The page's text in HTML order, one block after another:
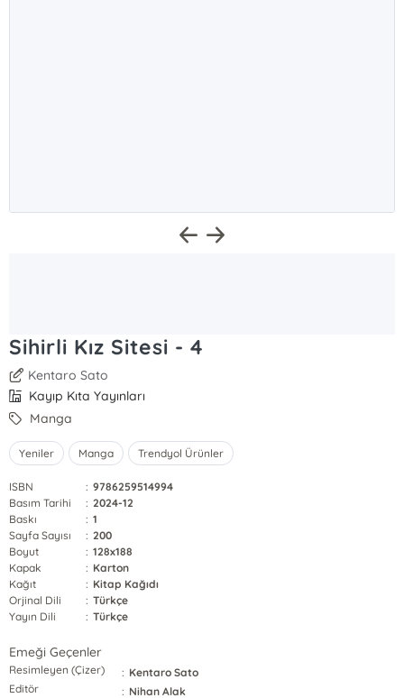
Sihirli Kız Sitesi - 4
Kentaro Sato
Kayıp Kıta Yayınları
Manga
Yeniler Manga Trendyol Ürünler
ISBN : 9786259514994
Basım Tarihi
: 2024-12
Baskı
: 1
Sayfa Sayısı
: 200
Boyut
: 128x188
Kapak
: Karton
Kağıt
: Kitap Kağıdı
Orjinal Dili
: Türkçe
Yayın Dili
: Türkçe
Emeği Geçenler
Resimleyen (Çizer) : Kentaro Sato
Editör
: Nihan Alak